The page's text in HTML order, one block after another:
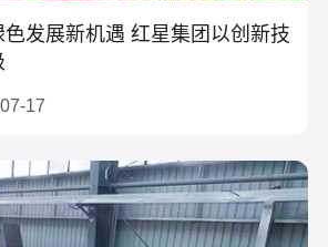
发展新机遇 红星集团以创新技
17